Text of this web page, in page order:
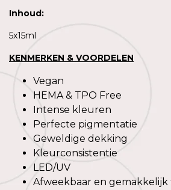
Inhoud :
5x15ml
KENMERKEN & VOORDELEN
Vegan
HEMA & TPO Free
Intense kleuren
Perfecte pigmentatie
Geweldige dekking
Kleurconsistentie
LED/UV
Afweekbaar en
by BO.
BO. Red Affair Collection
Incl btw.
Excl btw.
Incl btw.